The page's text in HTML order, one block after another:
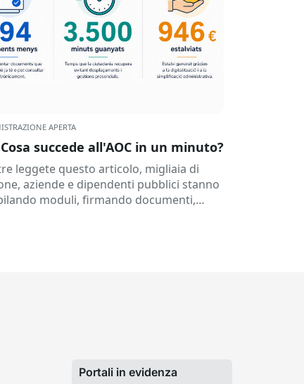
APERTA
Cosa succede all'AOC in un minuto?
leggete questo articolo, migliaia di
aziende e dipendenti pubblici stanno
moduli, firmando documenti,
Portali in evidenza